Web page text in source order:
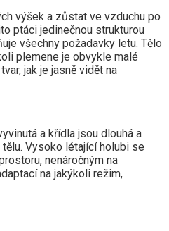
výšek a zůstat ve vzduchu po
ptáci jedinečnou strukturou
všechny požadavky letu. Tělo
plemene je obvykle malé
jak je jasně vidět na
a křídla jsou dlouhá a
Vysoko létající holubi se
nenáročným na
na jakýkoli režim,